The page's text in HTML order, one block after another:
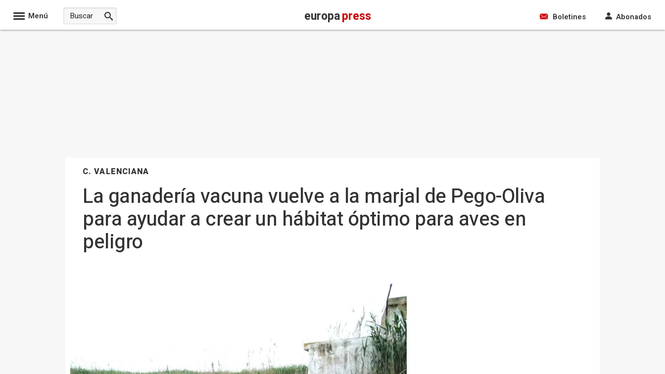
Menú europapress Boletines Abonados
C. VALENCIANA
La ganadería vacuna vuelve a la marjal de Pego-Oliva
para ayudar a crear un hábitat óptimo para aves en
peligro